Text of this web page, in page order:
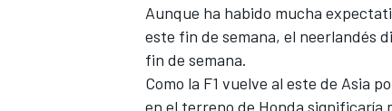
Aunque ha habido mucha
este fin de semana, el neerlandés
fin de semana.
Como la F1 vuelve al este de Asia
en el terreno de Honda significaría